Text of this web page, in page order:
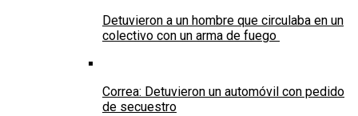
Detuvieron a un hombre que circulaba en un
colectivo con un arma de fuego
Correa: Detuvieron un automóvil con pedido
de secuestro